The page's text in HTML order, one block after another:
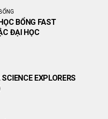
BỔNG FAST
ĐẠI HỌC
EXPLORERS